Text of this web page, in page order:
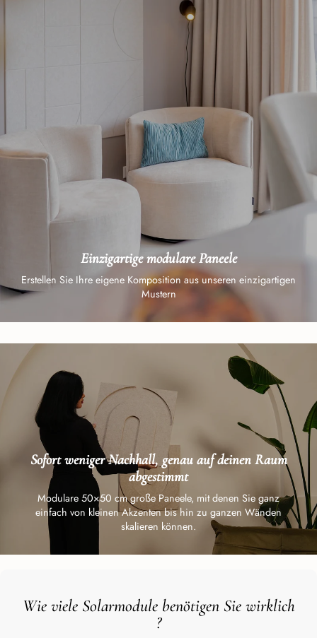
Einzigartige modulare Paneele
Erstellen Sie Ihre eigene Komposition aus unseren einzigartigen
Mustern
Sofort weniger Nachhall, genau auf deinen Raum
abgestimmt
Modulare 50×50 cm große Paneele, mit denen Sie ganz
einfach von kleinen Akzenten bis hin zu ganzen Wänden
skalieren können.
Wie viele Solarmodule benötigen Sie wirklich
?